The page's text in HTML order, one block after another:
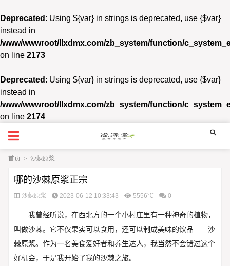
Deprecated : Using ${var} in strings is deprecated, use {$var}
instead in
/www/wwwroot/llxdmx.com/zb_system/function/
on line 2173
Deprecated : Using ${var} in strings is deprecated, use {$var}
instead in
/www/wwwroot/llxdmx.com/zb_system/function/
on line 2174
首页 > 沙棘原浆
哪的沙棘原浆正宗
沙棘原浆 2023-06-12 10:33:43 5556℃ 0
我曾经听说，在西北方的一个小村庄里有一种神奇的植物，
叫做沙棘。它不仅果实可以食用，还可以制成美味的饮品——沙
棘原浆。作为一名美食爱好者和养生达人，我当然不会错过这个
好机会，于是我开始了我的沙棘之旅。